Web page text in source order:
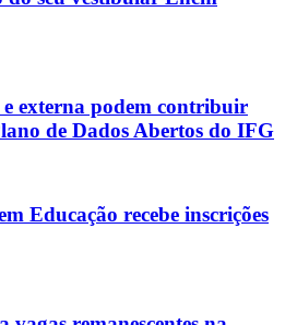
externa podem contribuir
de Dados Abertos do IFG
Educação recebe inscrições